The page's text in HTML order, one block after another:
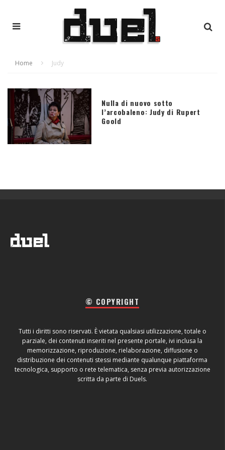
Home Judy
Nulla di nuovo sotto
l’arcobaleno: Judy di Rupert
Goold
© COPYRIGHT
Tutti i diritti sono riservati. È vietata qualsiasi utilizzazione, totale o
parziale, dei contenuti inseriti nel presente portale, ivi inclusa la
memorizzazione, riproduzione, rielaborazione, diffusione o
distribuzione dei contenuti stessi mediante qualunque piattaforma
tecnologica, supporto o rete telematica, senza previa autorizzazione
scritta da parte di Duels.